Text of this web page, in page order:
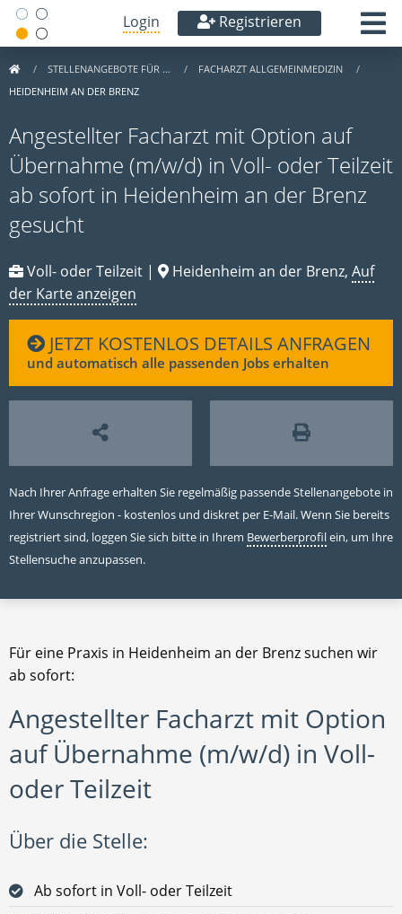
Login Registrieren
STELLENANGEBOTE FÜR …
FACHARZT ALLGEMEINMEDIZIN
HEIDENHEIM AN DER BRENZ
Angestellter Facharzt mit Option auf
Übernahme (m/w/d) in Voll- oder Teilzeit
ab sofort in Heidenheim an der Brenz
gesucht
Voll- oder Teilzeit | Heidenheim an der Brenz, Auf
der Karte anzeigen
JETZT KOSTENLOS DETAILS ANFRAGEN
und automatisch alle passenden Jobs erhalten
Nach Ihrer Anfrage erhalten Sie regelmäßig passende Stellenangebote in
Ihrer Wunschregion - kostenlos und diskret per E-Mail. Wenn Sie bereits
registriert sind, loggen Sie sich bitte in Ihrem Bewerberprofilein, um Ihre
Stellensuche anzupassen.
Für eine Praxis in Heidenheim an der Brenz suchen wir
ab sofort:
Angestellter Facharzt mit Option
auf Übernahme (m/w/d) in Voll-
oder Teilzeit
Über die Stelle:
Ab sofort in Voll- oder Teilzeit